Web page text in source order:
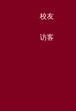
校友
访客